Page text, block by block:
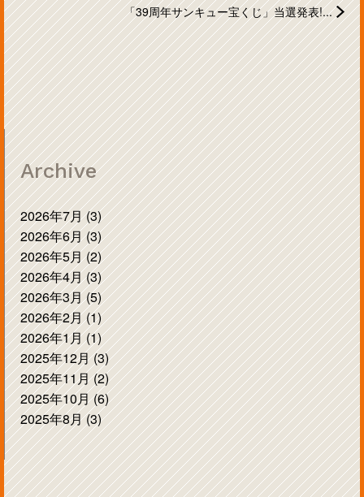
「39周年サンキュー宝くじ」当選発表!...
Archive
2026年7月 (3)
2026年6月 (3)
2026年5月 (2)
2026年4月 (3)
2026年3月 (5)
2026年2月 (1)
2026年1月 (1)
2025年12月 (3)
2025年11月 (2)
2025年10月 (6)
2025年8月 (3)